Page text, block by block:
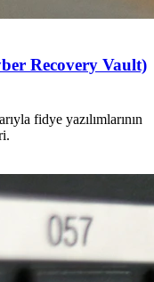
Recovery Vault)
fidye yazılımlarının